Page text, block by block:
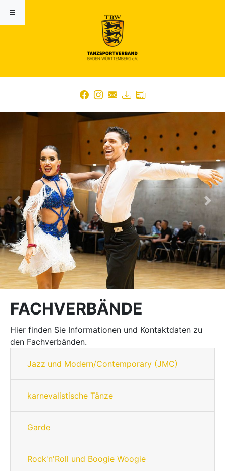
Previous Next
FACHVERBÄNDE
Hier finden Sie Informationen und Kontaktdaten zu
den Fachverbänden.
Jazz und Modern/Contemporary (JMC)
karnevalistische Tänze
Garde
Rock'n'Roll und Boogie Woogie